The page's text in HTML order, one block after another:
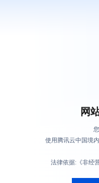
网
使用腾讯云中国境
法律依据:《非经